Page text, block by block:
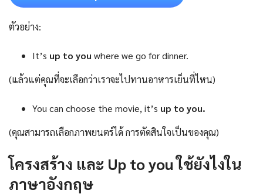
ตัวอย่าง:
It’s up to you where we go for dinner.
(แล้วแต่คุณที่จะเลือกว่าเราจะไปทานอาหารเย็นที่ไหน)
You can choose the movie, it’s up to you.
(คุณสามารถเลือกภาพยนตร์ได้ การตัดสินใจเป็นของคุณ)
โครงสร้าง และ Up to you ใช้ยังไงใน
ภาษาอังกฤษ